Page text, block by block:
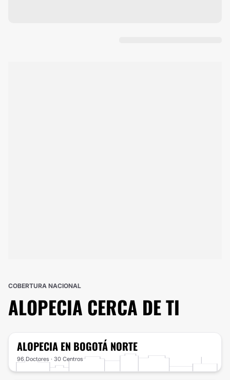
COBERTURA NACIONAL
ALOPECIA CERCA DE TI
ALOPECIA EN BOGOTÁ NORTE
96 Doctores · 30 Centros